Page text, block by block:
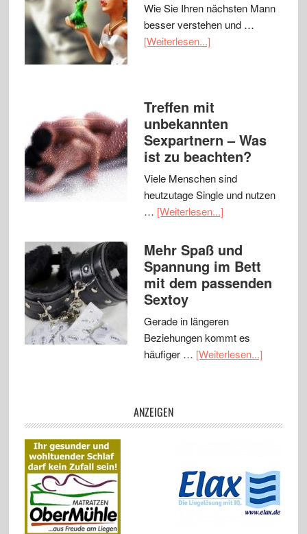
Wie Sie Ihren nächsten Mann
besser verstehen und …
[Weiterlesen...]
Treffen mit
unbekannten
Sexpartnern – Was
ist zu beachten?
Viele Menschen sind
heutzutage Single und nutzen
… [Weiterlesen...]
Mehr Spaß und
Spannung im Bett
mit dem passenden
Sextoy
Gerade in längeren
Beziehungen kommt es
häufiger … [Weiterlesen...]
ANZEIGEN